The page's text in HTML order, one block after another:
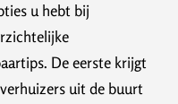
u hebt bij
De eerste krijgt
uit de buurt